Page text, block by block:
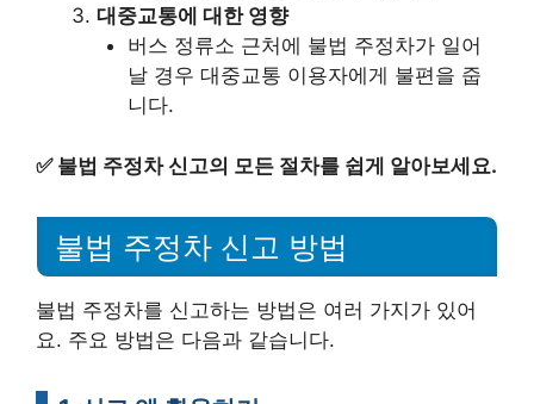
대중교통에 대한 영향
버스 정류소 근처에 불법 주정차가 일어
날 경우 대중교통 이용자에게 불편을 줍
니다.
✅ 불법 주정차 신고의 모든 절차를 쉽게 알아보세요.
불법 주정차 신고 방법
불법 주정차를 신고하는 방법은 여러 가지가 있어
요. 주요 방법은 다음과 같습니다.